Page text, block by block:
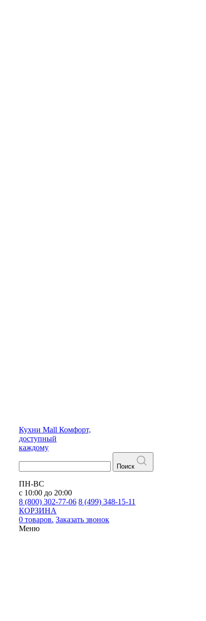
Кухни Mall Комфорт,
доступный
каждому
Поиск
ПН-ВС
с 10:00 до 20:00
8 (800) 302-77-06 8 (499) 348-15-11
КОРЗИНА
0 товаров. Заказать звонок
Меню